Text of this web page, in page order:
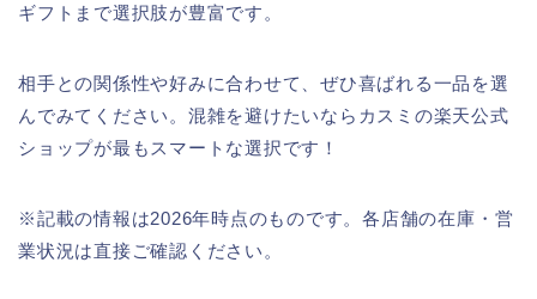
ギフトまで選択肢が豊富です。
相手との関係性や好みに合わせて、ぜひ喜ばれる一品を選
んでみてください。混雑を避けたいならカスミの楽天公式
ショップが最もスマートな選択です！
※記載の情報は2026年時点のものです。各店舗の在庫・営
業状況は直接ご確認ください。